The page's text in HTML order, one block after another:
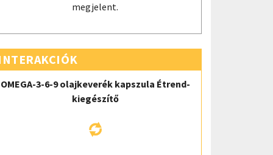
megjelent.
OMEGA-3-6-9 olajkeverék kapszula Étrend-
kiegészítő